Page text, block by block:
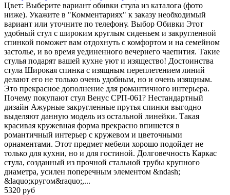
Цвет: Выберите вариант обивки стула из каталога (фото
ниже). Укажите в "Комментариях" к заказу необходимый
вариант или уточните по телефону. Выбор Обивки Этот
удобный стул с широким круглым сиденьем и закругленной
спинкой поможет вам отдохнуть с комфортом и на семейном
застолье, и во время уединенного вечернего чаепития. Такие
стулья подарят вашей кухне уют и изящество! Достоинства
стула Широкая спинка с изящным переплетением линий
делают его не только очень удобным, но и очень изящным.
Это прекрасное дополнение для романтичного интерьера.
Почему покупают стул Венус СРП-061? Нестандартный
дизайн Ажурные закругленные прутья спинки выгодно
выделяют данную модель из остальной линейки. Такая
красивая кружевная форма прекрасно впишется в
романтичный интерьер с кружевом и цветочными
орнаментами. Этот предмет мебели хорошо подойдет не
только для кухни, но и для гостиной. Долговечность Каркас
стула, созданный из прочной стальной трубы крупного
диаметра, усилен поперечным элементом &ndash;
&laquo;кругом&raquo;,...
5320 руб